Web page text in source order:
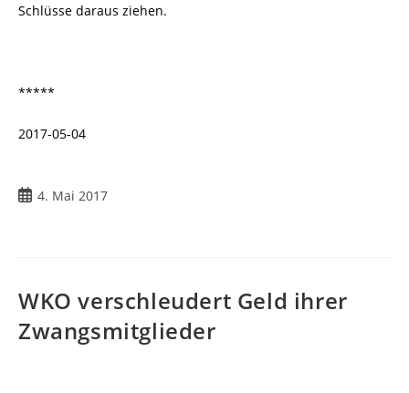
Schlüsse daraus ziehen.
*****
2017-05-04
Beitrag
4. Mai 2017
WKO verschleudert Geld ihrer
Zwangsmitglieder